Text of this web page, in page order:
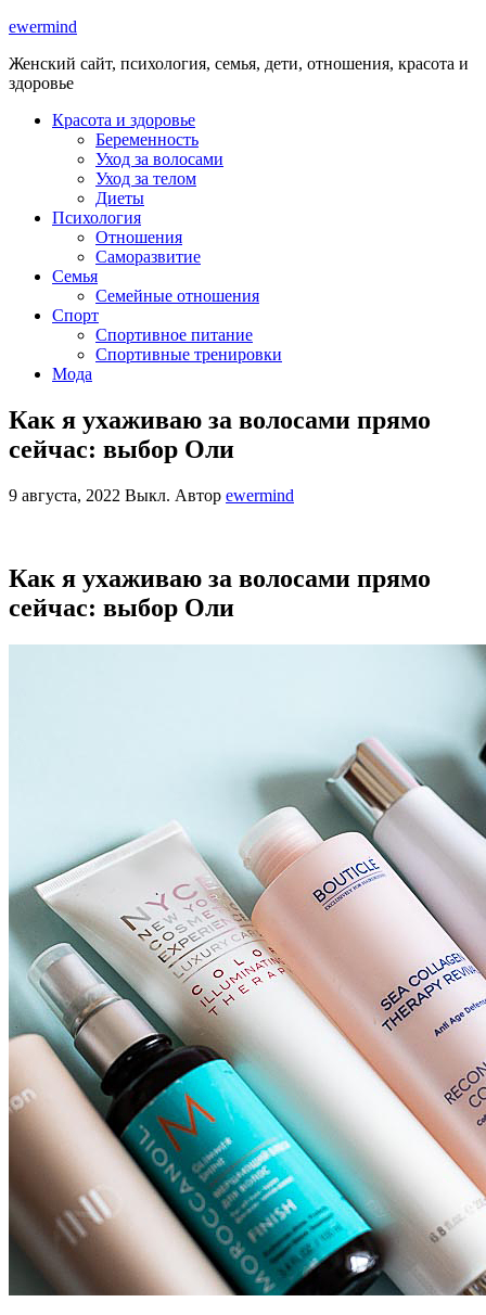
ewermind
Женский сайт, психология, семья, дети, отношения, красота и
здоровье
Красота и здоровье
Беременность
Уход за волосами
Уход за телом
Диеты
Психология
Отношения
Саморазвитие
Семья
Семейные отношения
Спорт
Спортивное питание
Спортивные тренировки
Мода
Как я ухаживаю за волосами прямо
сейчас: выбор Оли
9 августа, 2022 Выкл. Автор ewermind
Как я ухаживаю за волосами прямо
сейчас: выбор Оли